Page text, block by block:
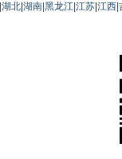
湖北 湖南 黑龙江 江苏 江西